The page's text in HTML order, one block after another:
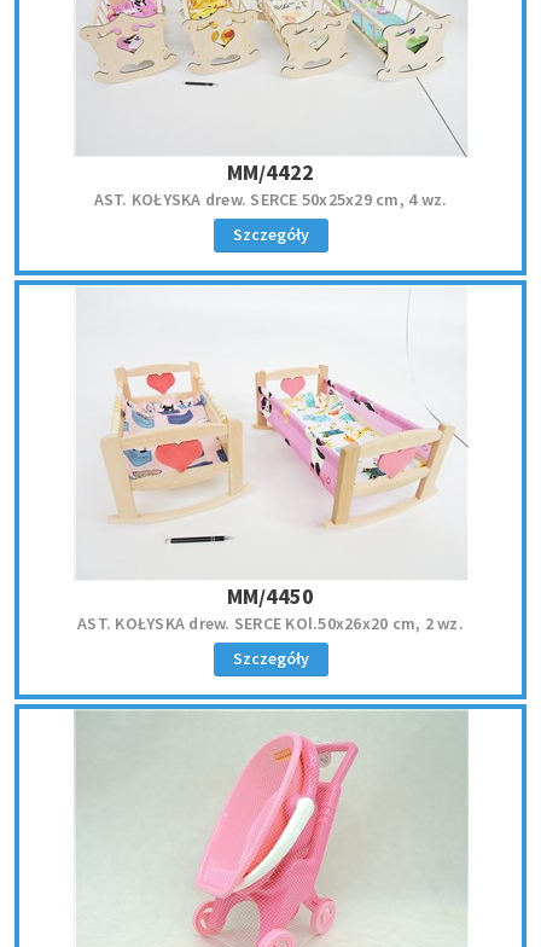
MM/4422
AST. KOŁYSKA drew. SERCE 50x25x29 cm, 4 wz.
Szczegóły
MM/4450
AST. KOŁYSKA drew. SERCE KOl.50x26x20 cm, 2 wz.
Szczegóły